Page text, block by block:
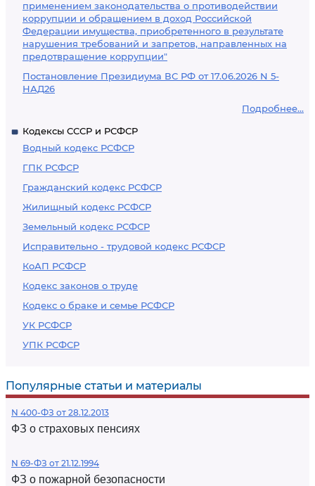
применением законодательства о противодействии
коррупции и обращением в доход Российской
Федерации имущества, приобретенного в результате
нарушения требований и запретов, направленных на
предотвращение коррупции"
Постановление Президиума ВС РФ от 17.06.2026 N 5-
НАД26
Подробнее...
Кодексы СССР и РСФСР
Водный кодекс РСФСР
ГПК РСФСР
Гражданский кодекс РСФСР
Жилищный кодекс РСФСР
Земельный кодекс РСФСР
Исправительно - трудовой кодекс РСФСР
КоАП РСФСР
Кодекс законов о труде
Кодекс о браке и семье РСФСР
УК РСФСР
УПК РСФСР
Популярные статьи и материалы
N 400-ФЗ от 28.12.2013
ФЗ о страховых пенсиях
N 69-ФЗ от 21.12.1994
ФЗ о пожарной безопасности